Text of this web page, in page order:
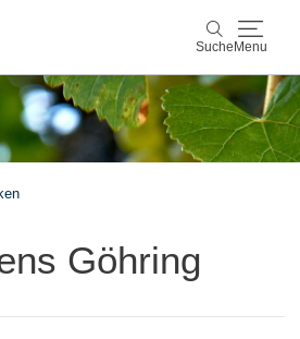
Suche Menu
Suche
Wein & Genuss
Göhring